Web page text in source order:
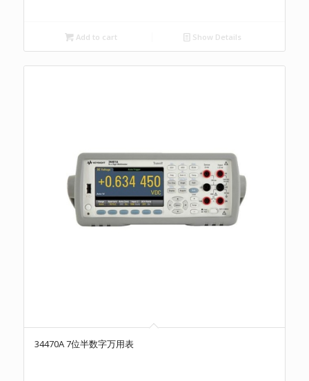
Add to cart Show Details
34470A 7位半数字万用表